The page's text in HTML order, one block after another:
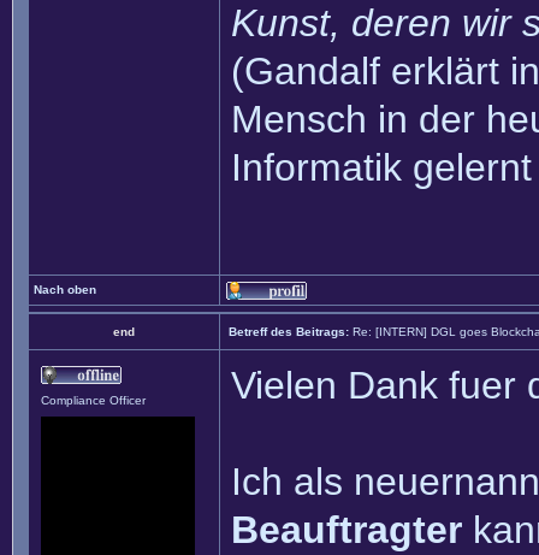
Kunst, deren wir
(Gandalf erklärt
Mensch in der
Informatik
Nach oben
end Betreff des Beitrags: Re: [INTERN] DGL goes
Compliance Officer Vielen Dank fuer
Ich als
Beauftragter